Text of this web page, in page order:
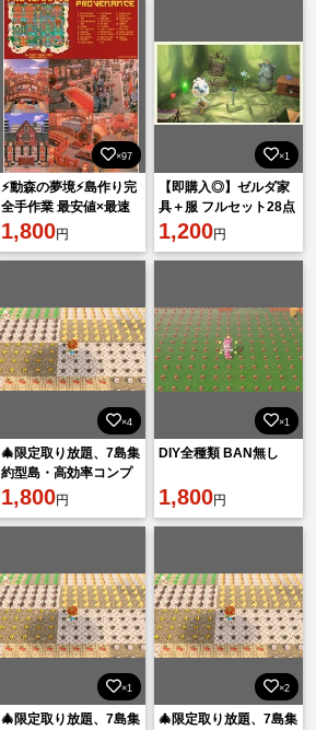
×97
⚡動森の夢境⚡島作り完
全手作業 最安値×最速
対応⭐Ver.3.0＆Switch2
対応
1,800円
×1
【即購入◎】ゼルダ家
具＋服 フルセット28点
1,200円
×4
🎄限定取り放題、7島集
約型島・高効率コンプ
リートする！
1,800円
×1
DIY全種類 BAN無し
1,800円
×1
🎄限定取り放題、7島集
×2
🎄限定取り放題、7島集